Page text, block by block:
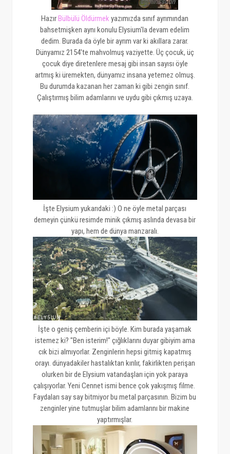
HazırBülbülü Öldürmek yazımızda sınıf ayrımından
bahsetmişken aynı konulu Elysium'la devam edelim
dedim. Burada da öyle bir ayrım var ki akıllara zarar.
Dünyamız 2154'te mahvolmuş vaziyette. Üç çocuk, üç
çocuk diye diretenlere mesaj gibi insan sayısı öyle
artmış ki üremekten, dünyamız insana yetemez olmuş.
Bu durumda kazanan her zaman ki gibi zengin sınıf.
Çalıştırmış bilim adamlarını ve uydu gibi çıkmış uzaya.
İşte Elysium yukarıdaki :) O ne öyle metal parçası
demeyin çünkü resimde minik çıkmış aslında devasa bir
yapı, hem de dünya manzaralı.
İşte o geniş çemberin içi böyle. Kim burada yaşamak
istemez ki? "Ben isterim!" çığlıklarını duyar gibiyim ama
cık bizi almıyorlar. Zenginlerin hepsi gitmiş kapatmış
orayı. dünyadakiler hastalıktan kırılır, fakirlikten perişan
olurken bir de Elysium vatandaşları için yok paraya
çalışıyorlar. Yeni Cennet ismi bence çok yakışmış filme.
Faydaları say say bitmiyor bu metal parçasının. Bizim bu
zenginler yine tutmuşlar bilim adamlarını bir makine
yaptırmışlar.